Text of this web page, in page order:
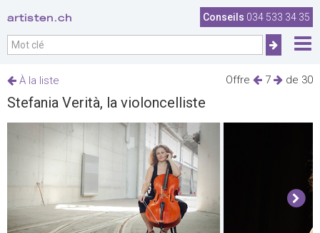
artisten.ch Conseils 034 533 34 35
Offre 7 de 30
À la liste
Stefania Verità, la violoncelliste